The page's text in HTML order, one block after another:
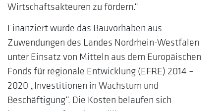
Wirtschaftsakteuren zu fördern.“
Finanziert wurde das Bauvorhaben aus
Zuwendungen des Landes Nordrhein-Westfalen
unter Einsatz von Mitteln aus dem Europäischen
Fonds für regionale Entwicklung (EFRE) 2014 –
2020 „Investitionen in Wachstum und
Beschäftigung“. Die Kosten belaufen sich